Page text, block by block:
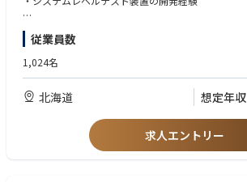
・顧客向け定例会議の資料作成、説明等
■入社後の充実した研修
スキルやキャッチアップ状況に応じて1～2カ月の研
は、OJTでフォローとなります。半年後位を目途
後目途に独り立ちを頂くイメージです。
・出張無し拠点
北海道オフィス
顧客対応経験
社内外・多部門との連携、調整業務の経験
■語学スキルについて
英語の読み書きに抵抗がない方
（マニュアル理解、メール対応が中心。会話力は
・システムレベルテスト環境の構築・運用
・テスト結果の整理・課題抽出
・顧客要件に応じた評価内容の調整
・新規用途・新製品向け評価手法の検討
②バーンインテストエンジニア
製品信頼性向上に貢献するポジションです。
②バーンインテストエンジニア
・バーンイン装置の運用経験
・バーンイン装置の開発経験
③基板テストエンジニア
プリント基板や半導体パッケージ用基板、インタ
④ロジックテスト工程エンジニア
ロジックテスタ、ウエハプローバー、パッケージハ
従業員数
1,024名
北海道 想定年収
求人エントリー